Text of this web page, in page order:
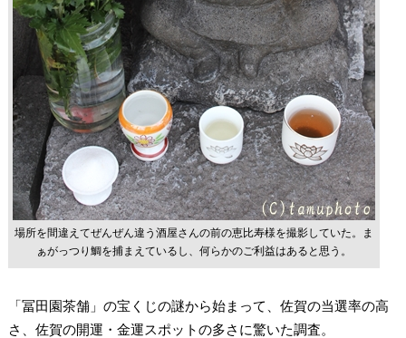
場所を間違えてぜんぜん違う酒屋さんの前の恵比寿様を撮影していた。ま
ぁがっつり鯛を捕まえているし、何らかのご利益はあると思う。
「冨田園茶舗」の宝くじの謎から始まって、佐賀の当選率の高
さ、佐賀の開運・金運スポットの多さに驚いた調査。